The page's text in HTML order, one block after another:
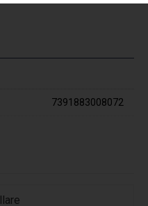
7391883008072